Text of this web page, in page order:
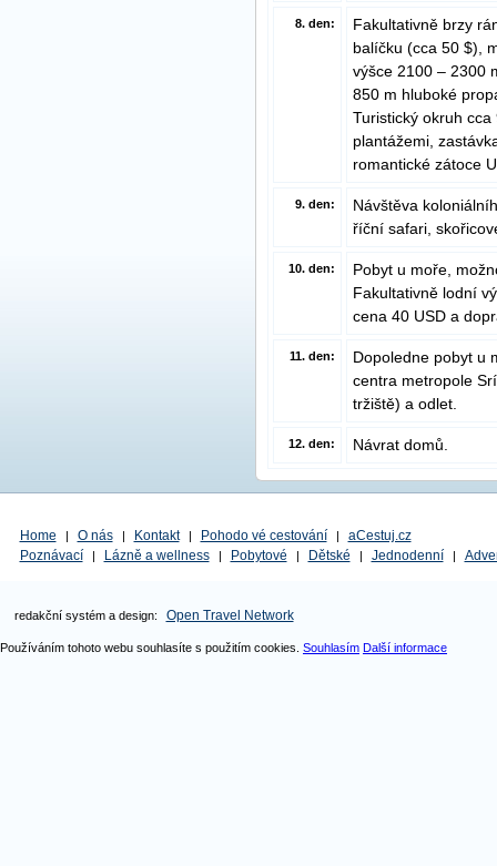
8. den:
Fakultativně brzy
balíčku (cca 50 $),
výšce 2100 – 2300
850 m hluboké
Turistický okruh
plantážemi,
romantické zátoce
9. den:
Návštěva
říční safari,
10. den:
Pobyt u moře,
Fakultativně lodní
cena 40 USD a
11. den:
Dopoledne pobyt u
centra metropole
tržiště) a odlet.
12. den: Návrat domů.
Home | O nás | Kontakt | Pohodo vé cestování |
aCestuj.cz
Poznávací
| Lázně a wellness | Pobytové | Dětské | Jednodenní |
redakční systém a design: Open Travel Network
Používáním tohoto webu souhlasíte s použitím cookies. Souhlasím Další informace